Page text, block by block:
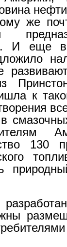
же
И еще в
к
130